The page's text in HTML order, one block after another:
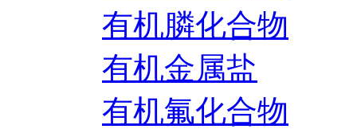
有机膦化合物
有机金属盐
有机氟化合物